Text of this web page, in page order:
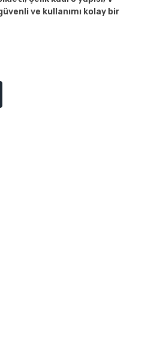
ve kullanımı kolay bir